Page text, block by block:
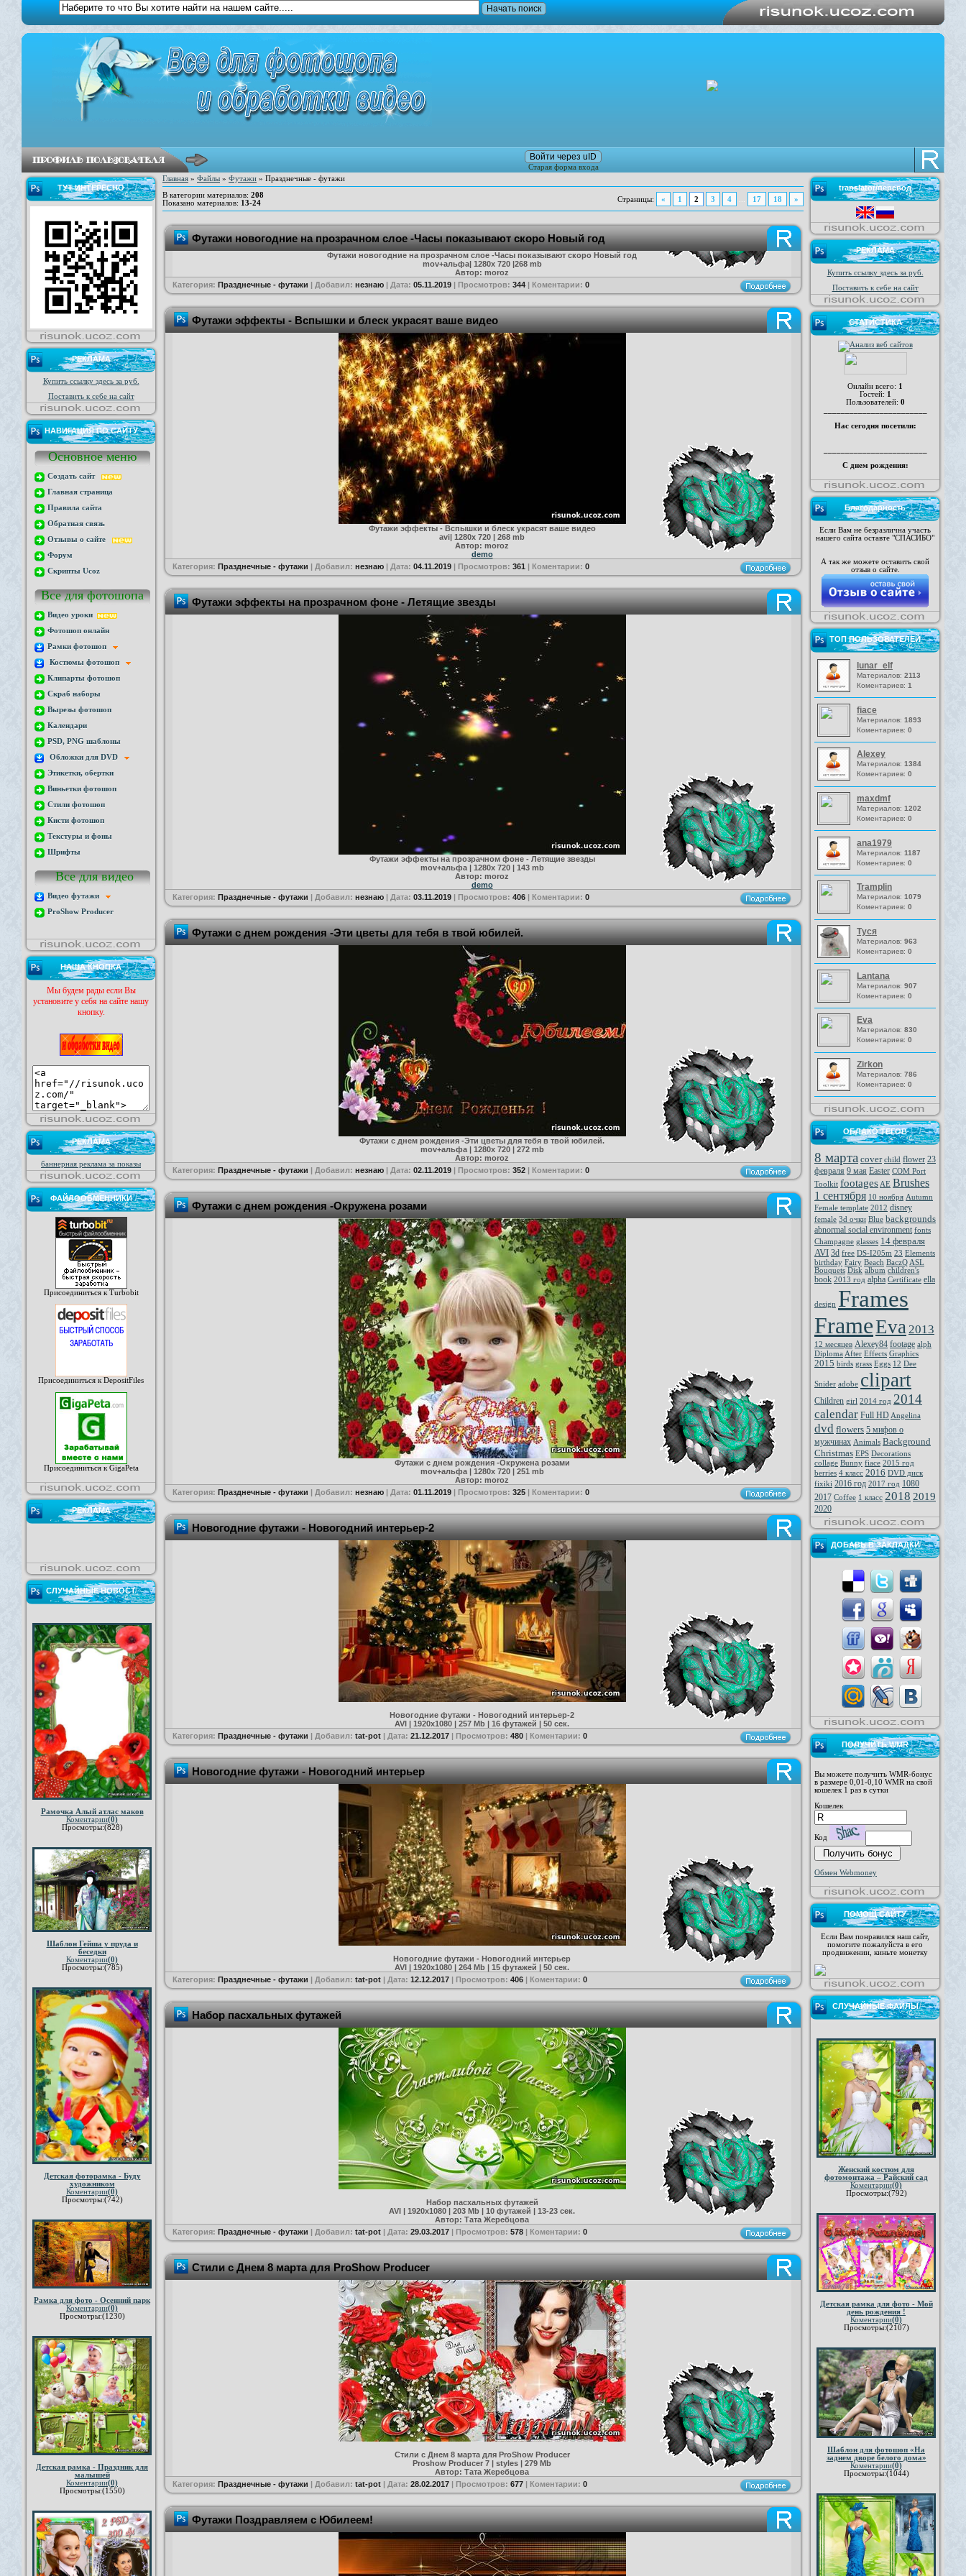
Войти через uID
Старая форма входа
ТУТ ИНТЕРЕСНО
РЕКЛАМА
Купить ссылку здесь за руб.
Поставить к себе на сайт
НАВИГАЦИЯ ПО САЙТУ
Основное меню
Создать сайт
Главная страница
Правила сайта
Обратная связь
Отзывы о сайте
Форум
Скрипты Ucoz
Все для фотошопа
Видео уроки
Фотошоп онлайн
Рамки фотошоп
Костюмы фотошоп
Клипарты фотошоп
Скраб наборы
Вырезы фотошоп
Календари
PSD, PNG шаблоны
Обложки для DVD
Этикетки, обертки
Виньетки фотошоп
Стили фотошоп
Кисти фотошоп
Текстуры и фоны
Шрифты
Все для видео
Видео футажи
ProShow Producer
НАША КНОПКА
Мы будем рады если Вы
установите у себя на сайте нашу
кнопку.
РЕКЛАМА
баннерная реклама за показы
ФАЙЛООБМЕННИКИ
Присоединиться к Turbobit
Присоединиться к DepositFiles
Присоединиться к GigaPeta
РЕКЛАМА
СЛУЧАЙНЫЕ НОВОСТ
Рамочка Алый атлас маков
Коментарии(0)
Просмотры:(828)
Шаблон Гейша у пруда и
беседки
Коментарии(0)
Просмотры:(785)
Детская фоторамка - Буду
художником
Коментарии(0)
Просмотры:(742)
Рамка для фото - Осенний парк
Коментарии(0)
Просмотры:(1230)
Детская рамка - Праздник для
малышей
Коментарии(0)
Просмотры:(1550)
Главная » Файлы » Футажи » Празднечные - футажи
В категории материалов: 208
Показано материалов: 13-24 Страницы: « 1 2 3 4 17 18 »
Футажи новогодние на прозрачном слое -Часы показывают скоро Новый год
Футажи новогодние на прозрачном слое -Часы показывают скоро Новый год
mov+альфа| 1280х 720 |268 mb
Автор: moroz
Категория: Празднечные - футажи | Добавил: незнаю | Дата: 05.11.2019 | Просмотров: 344 | Коментарии: 0
Футажи эффекты - Вспышки и блеск украсят ваше видео
Футажи эффекты - Вспышки и блеск украсят ваше видео
avi| 1280х 720 | 268 mb
Автор: moroz
demo
Категория: Празднечные - футажи | Добавил: незнаю | Дата: 04.11.2019 | Просмотров: 361 | Коментарии: 0
Футажи эффекты на прозрачном фоне - Летящие звезды
Футажи эффекты на прозрачном фоне - Летящие звезды
mov+альфа | 1280х 720 | 143 mb
Автор: moroz
demo
Категория: Празднечные - футажи | Добавил: незнаю | Дата: 03.11.2019 | Просмотров: 406 | Коментарии: 0
Футажи с днем рождения -Эти цветы для тебя в твой юбилей.
Футажи с днем рождения -Эти цветы для тебя в твой юбилей.
mov+альфа | 1280х 720 | 272 mb
Автор: moroz
Категория: Празднечные - футажи | Добавил: незнаю | Дата: 02.11.2019 | Просмотров: 352 | Коментарии: 0
Футажи с днем рождения -Окружена розами
Футажи с днем рождения -Окружена розами
mov+альфа | 1280х 720 | 251 mb
Автор: moroz
Категория: Празднечные - футажи | Добавил: незнаю | Дата: 01.11.2019 | Просмотров: 325 | Коментарии: 0
Новогодние футажи - Новогодний интерьер-2
Новогодние футажи - Новогодний интерьер-2
AVI | 1920x1080 | 257 Mb | 16 футажей | 50 сек.
Категория: Празднечные - футажи | Добавил: tat-pot | Дата: 21.12.2017 | Просмотров: 480 | Коментарии: 0
Новогодние футажи - Новогодний интерьер
Новогодние футажи - Новогодний интерьер
AVI | 1920x1080 | 264 Mb | 15 футажей | 50 сек.
Категория: Празднечные - футажи | Добавил: tat-pot | Дата: 12.12.2017 | Просмотров: 406 | Коментарии: 0
Набор пасхальных футажей
Набор пасхальных футажей
AVI | 1920x1080 | 203 Mb | 10 футажей | 13-23 сек.
Автор: Тата Жеребцова
Категория: Празднечные - футажи | Добавил: tat-pot | Дата: 29.03.2017 | Просмотров: 578 | Коментарии: 0
Стили с Днем 8 марта для ProShow Producer
Стили с Днем 8 марта для ProShow Producer
Proshow Producer 7 | styles | 279 Mb
Автор: Тата Жеребцова
Категория: Празднечные - футажи | Добавил: tat-pot | Дата: 28.02.2017 | Просмотров: 677 | Коментарии: 0
Футажи Поздравляем с Юбилеем!
translator/перевод
РЕКЛАМА
Купить ссылку здесь за руб.
Поставить к себе на сайт
СТАТИСТИКА
Онлайн всего: 1
Гостей: 1
Пользователей: 0
Нас сегодня посетили:
С днем рождения:
Благодарность
Если Вам не безразлична участь
нашего сайта оставте "СПАСИБО"
А так же можете оставить свой
отзыв о сайте.
ТОП ПОЛЬЗОВАТЕЛЕЙ
lunar_elf
Материалов: 2113
Коментариев: 1
fiace
Материалов: 1893
Коментариев: 0
Alexey
Материалов: 1384
Коментариев: 0
maxdmf
Материалов: 1202
Коментариев: 0
ana1979
Материалов: 1187
Коментариев: 0
Tramplin
Материалов: 1079
Коментариев: 0
Туся
Материалов: 963
Коментариев: 0
Lantana
Материалов: 907
Коментариев: 0
Eva
Материалов: 830
Коментариев: 0
Zirkon
Материалов: 786
Коментариев: 0
ОБЛАКО ТЕГОВ
8 марта cover child flower 23
февраля 9 мая Easter COM Port
Toolkit footages AE Brushes
1 сентября 10 ноября Autumn
Female template 2012 disney
female 3d очки Blue backgrounds
abnormal social environment fonts
Champagne glasses 14 февраля
AVI 3d free DS-I205m 23 Elements
birthday Fairy Beach BaczQ ASL
Bouquets Disk album children's
book 2013 год alpha Certificate ella
design Frames
FrameEva 2013
12 месяцев Alexey84 footage alph
Diploma After Effects Graphics
2015 birds grass Eggs 12 Dee
Snider adobe clipart
Children girl 2014 год 2014
calendar Full HD Angelina
dvd flowers 5 мифов о
мужчинах Animals Background
Christmas EPS Decorations
collage Bunny fiace 2015 год
berries 4 класс 2016 DVD диск
fixiki 2016 год 2017 год 1080
2017 Coffee 1 класс 2018 2019
2020
ДОБАВЬ В ЗАКЛАДКИ
ПОЛУЧИТЬ WMR
Вы можете получить WMR-бонус
в размере 0,01-0,10 WMR на свой
кошелек 1 раз в сутки
Кошелек
Код
Обмен Webmoney
ПОМОЩ САЙТУ
Если Вам понравился наш сайт,
помогите пожалуйста в его
продвижении, киньте монетку
СЛУЧАЙНЫЕ ФАЙЛЫ
Женский костюм для
фотомонтажа – Райский сад
Коментарии(0)
Просмотры:(792)
Детская рамка для фото - Мой
день рождения !
Коментарии(0)
Просмотры:(2107)
Шаблон для фотошоп «На
заднем дворе белого дома»
Коментарии(0)
Просмотры:(1044)